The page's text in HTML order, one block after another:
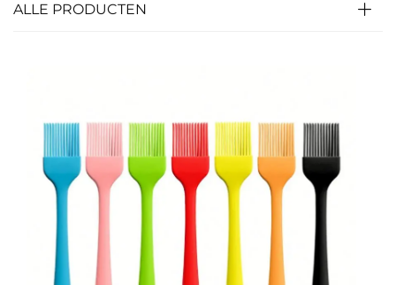
ALLE PRODUCTEN